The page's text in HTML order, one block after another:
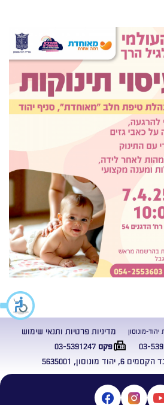
יהוד מונוסון, 5635001
03- פקס03-5391247
מונוסון מדיניות פרטיות ותנאי שימוש